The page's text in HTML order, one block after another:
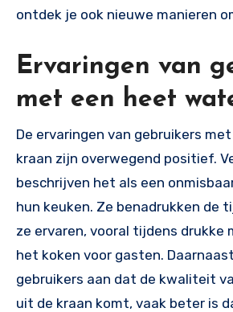
ontdek je ook nieuwe manieren
Ervaringen van
met een heet
De ervaringen van gebruikers
kraan zijn overwegend positief.
beschrijven het als een
hun keuken. Ze benadrukken de
ze ervaren, vooral tijdens drukke
het koken voor gasten.
gebruikers aan dat de kwaliteit
uit de kraan komt, vaak beter is